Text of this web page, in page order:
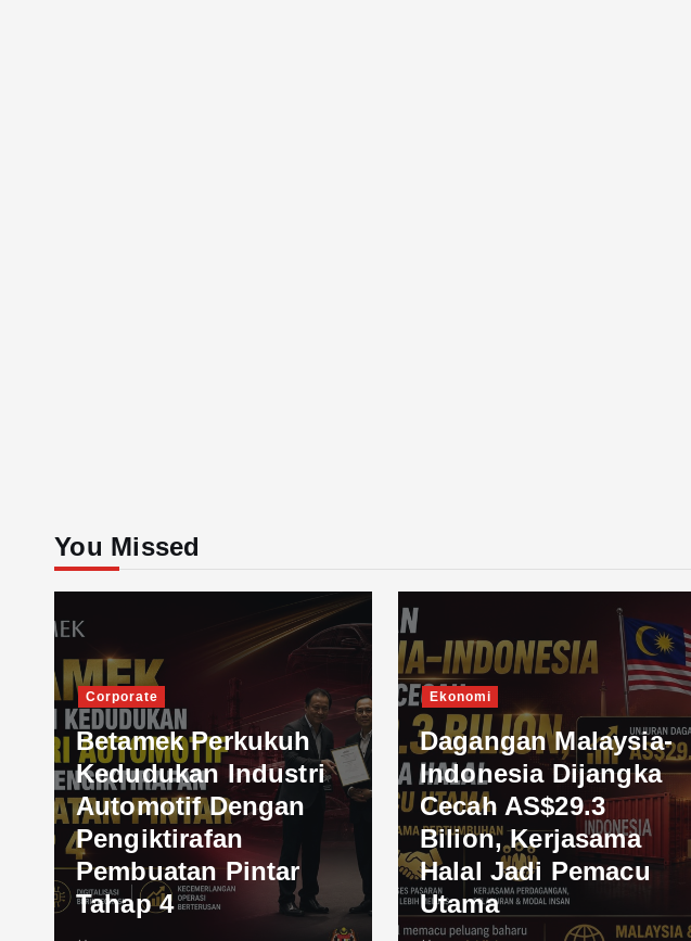
You Missed
Corporate
Betamek Perkukuh
Kedudukan Industri
Automotif Dengan
Pengiktirafan
Pembuatan Pintar
Tahap 4
Ekonomi
Dagangan Malaysia-
Indonesia Dijangka
Cecah AS$29.3
Bilion, Kerjasama
Halal Jadi Pemacu
Utama